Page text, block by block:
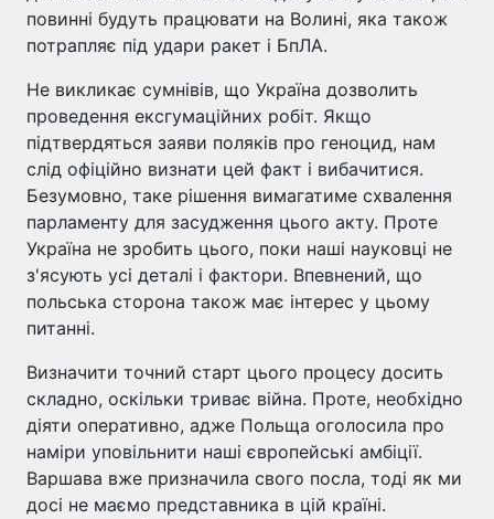
повинні будуть працювати на Волині, яка також
потрапляє під удари ракет і БпЛА.
Не викликає сумнівів, що Україна дозволить
проведення ексгумаційних робіт. Якщо
підтвердяться заяви поляків про геноцид, нам
слід офіційно визнати цей факт і вибачитися.
Безумовно, таке рішення вимагатиме схвалення
парламенту для засудження цього акту. Проте
Україна не зробить цього, поки наші науковці не
з'ясують усі деталі і фактори. Впевнений, що
польська сторона також має інтерес у цьому
питанні.
Визначити точний старт цього процесу досить
складно, оскільки триває війна. Проте, необхідно
діяти оперативно, адже Польща оголосила про
наміри уповільнити наші європейські амбіції.
Варшава вже призначила свого посла, тоді як ми
досі не маємо представника в цій країні.